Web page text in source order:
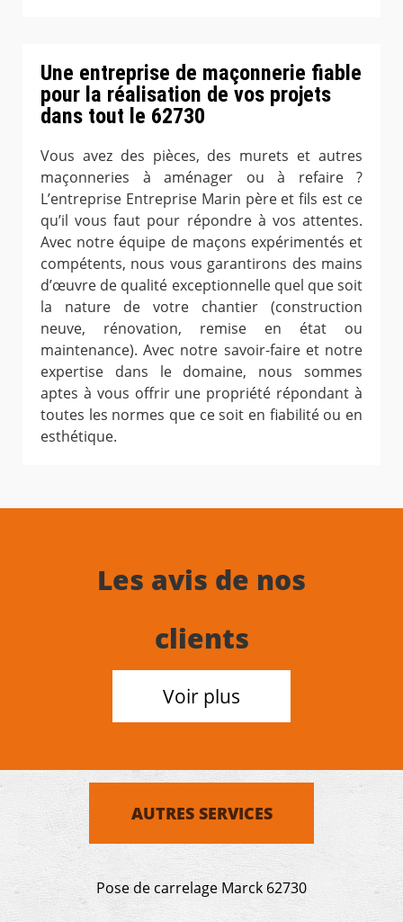
Une entreprise de maçonnerie fiable
pour la réalisation de vos projets
dans tout le 62730
Vous avez des pièces, des murets et autres
maçonneries à aménager ou à refaire ?
L’entreprise Entreprise Marin père et fils est ce
qu’il vous faut pour répondre à vos attentes.
Avec notre équipe de maçons expérimentés et
compétents, nous vous garantirons des mains
d’œuvre de qualité exceptionnelle quel que soit
la nature de votre chantier (construction
neuve, rénovation, remise en état ou
maintenance). Avec notre savoir-faire et notre
expertise dans le domaine, nous sommes
aptes à vous offrir une propriété répondant à
toutes les normes que ce soit en fiabilité ou en
esthétique.
Les avis de nos
clients
Voir plus
AUTRES SERVICES
Pose de carrelage Marck 62730